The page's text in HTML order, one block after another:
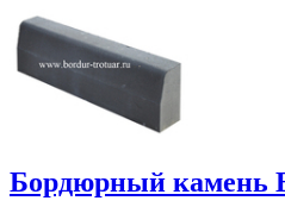
Бордюрный камень